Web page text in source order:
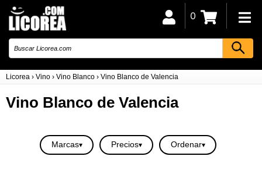
Licorea › Vino › Vino Blanco › Vino Blanco de Valencia
0
Vino Blanco de Valencia
Marcas Precios Ordenar